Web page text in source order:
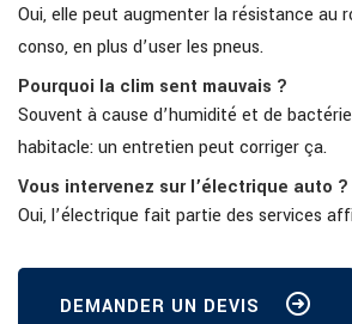
Oui, elle peut augmenter la résistance au
conso, en plus d’user les pneus.
Pourquoi la clim sent mauvais ?
Souvent à cause d’humidité et de
habitacle: un entretien peut corriger ça.
Vous intervenez sur l’électrique auto ?
Oui, l’électrique fait partie des services
DEMANDER UN DEVIS